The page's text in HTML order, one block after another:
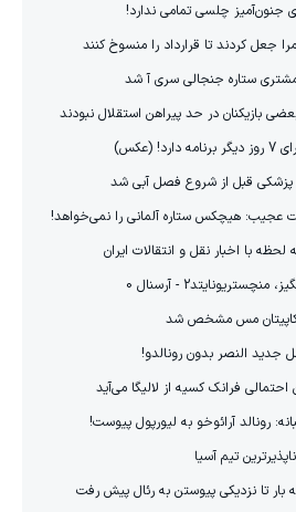
جنون‌آمیز چلسی تمامی ندارد!
جعل کردند تا قرارداد را منسوخ کنند
مشتری ستاره جنجالی سری آ شد
بازیکنان در حد پیراهن استقلال نبودند
(عکس)
پزشکی قبل از شروع فصل آبی شد
عجیب: هیچکس ستاره آلمانی را نمی‌خواهد!
با اخبار نقل و انتقالات ایران
منچستریونایتد2 - آرسنال 0
مس مشخص شد
جدید النصر بدون رونالدو!
فرانک کسیه از لالیگا می‌آید
رونالد آرائوخو به لیورپول پیوست!
تیم آسیا
بار تا نزدیکی پیوستن به رئال پیش رفت